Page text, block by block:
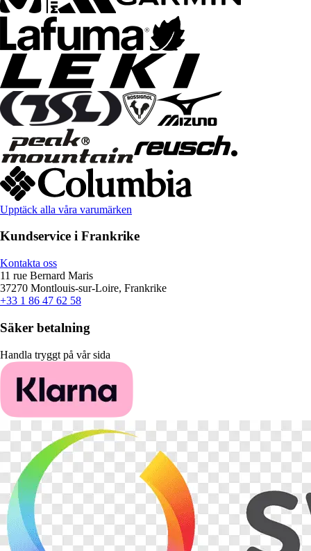
Upptäck alla våra varumärken
Kundservice i Frankrike
Kontakta oss
11 rue Bernard Maris
37270 Montlouis-sur-Loire, Frankrike
+33 1 86 47 62 58
Säker betalning
Handla tryggt på vår sida